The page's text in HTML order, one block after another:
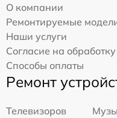
О компании
Ремонтируемые
Наши услуги
Согласие на
Способы оплаты
Ремонт
Телевизоров